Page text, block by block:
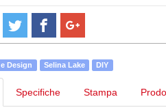
Design Selina Lake DIY
Specifiche Stampa